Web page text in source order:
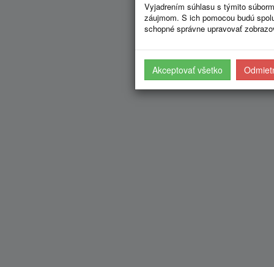
Vyjadrením súhlasu s týmito
záujmom. S ich pomocou budú
schopné správne upravovať
Akceptovať všetko